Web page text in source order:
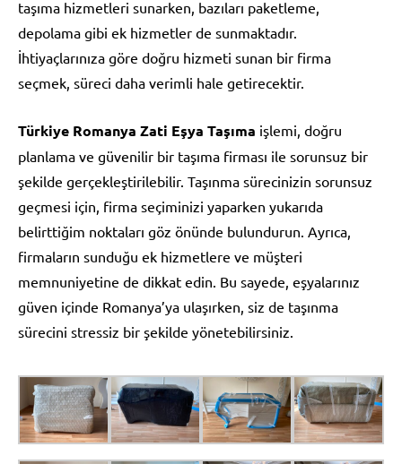
taşıma hizmetleri sunarken, bazıları paketleme,
depolama gibi ek hizmetler de sunmaktadır.
İhtiyaçlarınıza göre doğru hizmeti sunan bir firma
seçmek, süreci daha verimli hale getirecektir.
Türkiye Romanya Zati Eşya Taşıma işlemi, doğru
planlama ve güvenilir bir taşıma firması ile sorunsuz bir
şekilde gerçekleştirilebilir. Taşınma sürecinizin sorunsuz
geçmesi için, firma seçiminizi yaparken yukarıda
belirttiğim noktaları göz önünde bulundurun. Ayrıca,
firmaların sunduğu ek hizmetlere ve müşteri
memnuniyetine de dikkat edin. Bu sayede, eşyalarınız
güven içinde Romanya’ya ulaşırken, siz de taşınma
sürecini stressiz bir şekilde yönetebilirsiniz.